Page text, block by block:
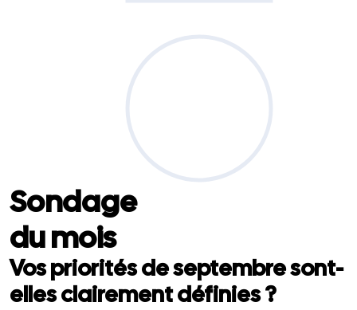
Sondage
du mois
Vos priorités de septembre sont-
elles clairement définies ?